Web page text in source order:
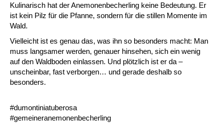
Kulinarisch hat der Anemonenbecherling keine Bedeutung. Er
ist kein Pilz für die Pfanne, sondern für die stillen Momente im
Wald.
Vielleicht ist es genau das, was ihn so besonders macht: Man
muss langsamer werden, genauer hinsehen, sich ein wenig
auf den Waldboden einlassen. Und plötzlich ist er da –
unscheinbar, fast verborgen… und gerade deshalb so
besonders.
#dumontiniatuberosa
#gemeineranemonenbecherling